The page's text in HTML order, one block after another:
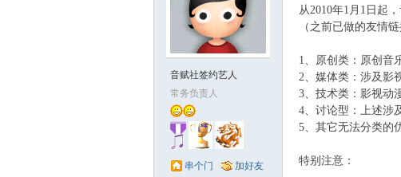
音赋社签约艺人
常务负责人
串个门
加好友
从2010年1月1日起
（之前已做的友情
1、原创类：原创音
2、媒体类：涉及影
3、技术类：影视动
4、讨论型：上述涉
5、其它无法分类的
特别注意：